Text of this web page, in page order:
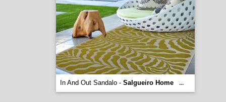
In And Out Sandalo - Salgueiro Home ...